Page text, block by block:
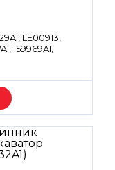
LE00913,
159969A1,
150960A1,
154449A1,